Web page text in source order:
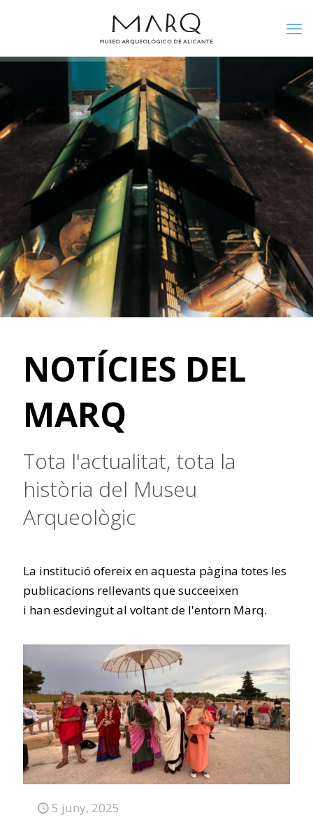
NOTÍCIES DEL
MARQ
Tota l'actualitat, tota la
història del Museu
Arqueològic
La institució ofereix en aquesta pàgina totes les
publicacions rellevants que succeeixen
i han esdevingut al voltant de l'entorn Marq.
5 juny, 2025